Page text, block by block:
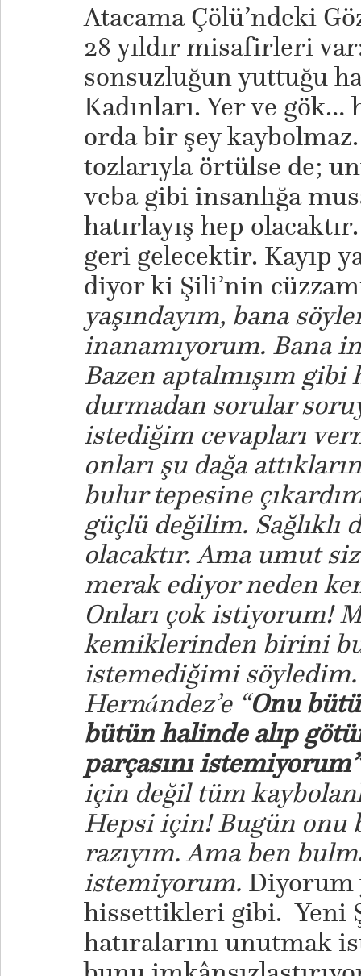
Atacama Çölü’ndeki
28 yıldır misafirleri
sonsuzluğun yuttuğu
Kadınları. Yer ve gök…
orda bir şey
tozlarıyla örtülse de;
veba gibi insanlığa
hatırlayış hep
geri gelecektir. Kayıp
diyor ki Şili’nin
yaşındayım, bana
inanamıyorum. Bana
Bazen aptalmışım
durmadan sorular
istediğim cevapları
onları şu dağa
bulur tepesine
güçlü değilim. Sağlıklı
olacaktır. Ama umut
merak ediyor neden
Onları çok istiyorum!
kemiklerinden birini
istemediğimi
Hernández’e “Onu
bütün halinde alıp
parçasını
için değil tüm
Hepsi için! Bugün onu
razıyım. Ama ben
istemiyorum. Diyorum
hissettikleri gibi. Yeni
hatıralarını unutmak